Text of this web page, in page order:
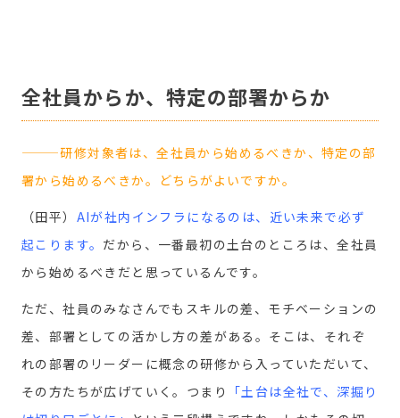
全社員からか、特定の部署からか
———研修対象者は、全社員から始めるべきか、特定の部
署から始めるべきか。どちらがよいですか。
（田平） AIが社内インフラになるのは、近い未来で必ず
起こります。 だから、一番最初の土台のところは、全社員
から始めるべきだと思っているんです。
ただ、社員のみなさんでもスキルの差、モチベーションの
差、部署としての活かし方の差がある。そこは、それぞ
れの部署のリーダーに概念の研修から入っていただいて、
その方たちが広げていく。つまり
「土台は全社で、深掘り